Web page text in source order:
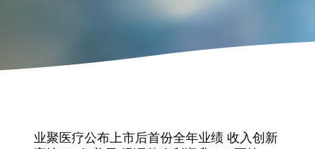
业聚医疗公布上市后首份全年业绩 收入创新